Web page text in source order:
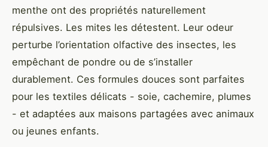
menthe ont des propriétés naturellement
répulsives. Les mites les détestent. Leur odeur
perturbe l’orientation olfactive des insectes, les
empêchant de pondre ou de s’installer
durablement. Ces formules douces sont parfaites
pour les textiles délicats - soie, cachemire, plumes
- et adaptées aux maisons partagées avec animaux
ou jeunes enfants.